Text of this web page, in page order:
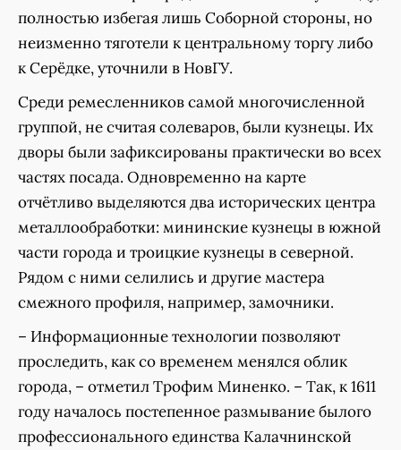
полностью избегая лишь Соборной стороны, но
неизменно тяготели к центральному торгу либо
к Серёдке, уточнили в НовГУ.
Среди ремесленников самой многочисленной
группой, не считая солеваров, были кузнецы. Их
дворы были зафиксированы практически во всех
частях посада. Одновременно на карте
отчётливо выделяются два исторических центра
металлообработки: мининские кузнецы в южной
части города и троицкие кузнецы в северной.
Рядом с ними селились и другие мастера
смежного профиля, например, замочники.
– Информационные технологии позволяют
проследить, как со временем менялся облик
города, – отметил Трофим Миненко. – Так, к 1611
году началось постепенное размывание былого
профессионального единства Калачнинской